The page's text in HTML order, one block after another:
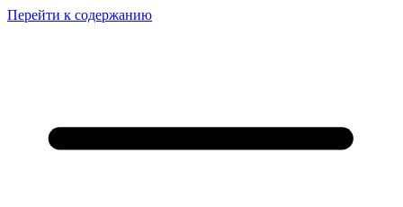
Перейти к содержанию